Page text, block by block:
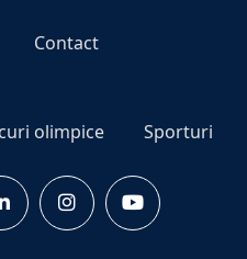
Contact
olimpice Sporturi